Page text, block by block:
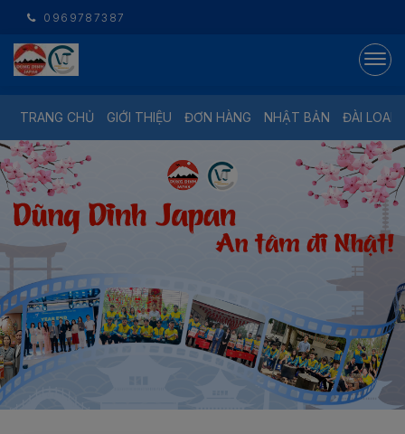
0969787387
TRANG CHỦ GIỚI THIỆU ĐƠN HÀNG NHẬT BẢN ĐÀI LOAN